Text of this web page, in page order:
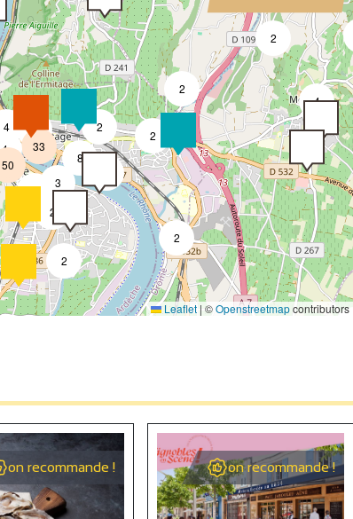
2
2
2
2
4
2
2
2
8
4
4
7
2
3
50
33
Leaflet | ©Openstreetmapcontributors
on recommande ! on recommande !